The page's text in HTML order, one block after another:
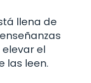
llena de
el
las leen.